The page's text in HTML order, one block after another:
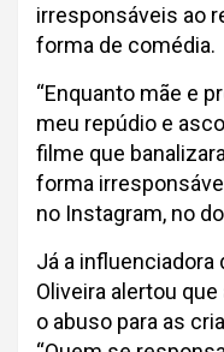
irresponsáveis ao
forma de comédia.
“Enquanto mãe e
meu repúdio e
filme que
forma
no Instagram, no
Já a influenciadora
Oliveira alertou
o abuso para as